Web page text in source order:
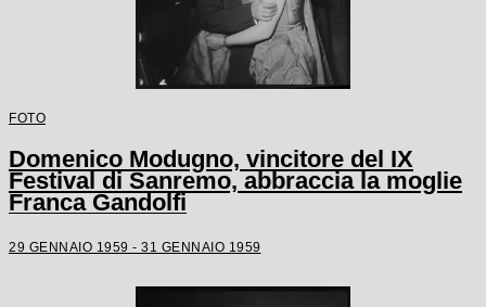
FOTO
Domenico Modugno, vincitore del IX
Festival di Sanremo, abbraccia la moglie
Franca Gandolfi
29 GENNAIO 1959 - 31 GENNAIO 1959